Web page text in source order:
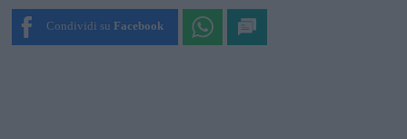
Condividi su Facebook